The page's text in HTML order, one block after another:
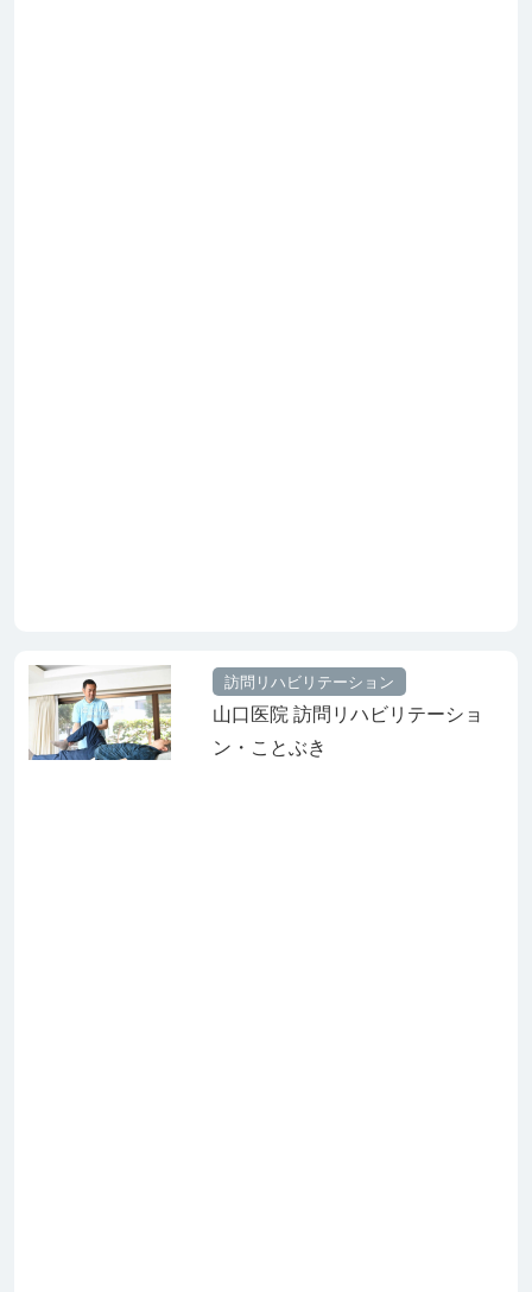
訪問リハビリテーション
山口医院 訪問リハビリテーショ
ン・ことぶき